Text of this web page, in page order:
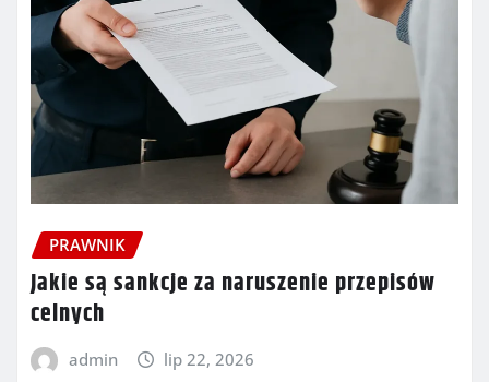
PRAWNIK
Jakie są sankcje za naruszenie przepisów
celnych
admin lip 22, 2026